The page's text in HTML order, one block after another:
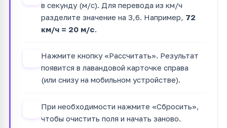
в секунду (м/с). Для перевода из км/ч
разделите значение на 3,6. Например, 72
км/ч = 20 м/с.
Нажмите кнопку «Рассчитать». Результат
появится в лавандовой карточке справа
(или снизу на мобильном устройстве).
При необходимости нажмите «Сбросить»,
чтобы очистить поля и начать заново.